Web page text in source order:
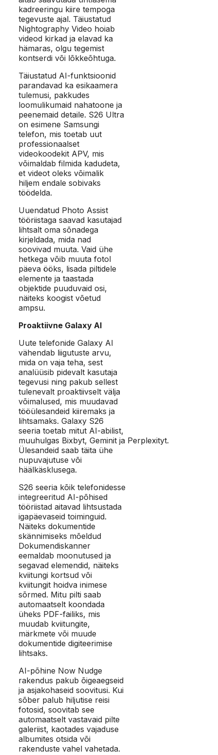
kadreeringu kiire tempoga
tegevuste ajal. Täiustatud
Nightography Video hoiab
videod kirkad ja elavad ka
hämaras, olgu tegemist
kontserdi või lõkkeõhtuga.
Täiustatud AI-funktsioonid
parandavad ka esikaamera
tulemusi, pakkudes
loomulikumaid nahatoone ja
peenemaid detaile. S26 Ultra
on esimene Samsungi
telefon, mis toetab uut
professionaalset
videokoodekit APV, mis
võimaldab filmida kadudeta,
et videot oleks võimalik
hiljem endale sobivaks
töödelda.
Uuendatud Photo Assist
tööriistaga saavad kasutajad
lihtsalt oma sõnadega
kirjeldada, mida nad
soovivad muuta. Vaid ühe
hetkega võib muuta fotol
päeva ööks, lisada piltidele
elemente ja taastada
objektide puuduvaid osi,
näiteks koogist võetud
ampsu.
Proaktiivne Galaxy AI
Uute telefonide Galaxy AI
vähendab liigutuste arvu,
mida on vaja teha, sest
analüüsib pidevalt kasutaja
tegevusi ning pakub sellest
tulenevalt proaktiivselt välja
võimalused, mis muudavad
tööülesandeid kiiremaks ja
lihtsamaks. Galaxy S26
seeria toetab mitut AI-abilist,
muuhulgas Bixbyt, Geminit ja Perplexityt.
Ülesandeid saab täita ühe
nupuvajutuse või
häälkäsklusega.
S26 seeria kõik telefonidesse
integreeritud AI-põhised
tööriistad aitavad lihtsustada
igapäevaseid toiminguid.
Näiteks dokumentide
skännimiseks mõeldud
Dokumendiskanner
eemaldab moonutused ja
segavad elemendid, näiteks
kviitungi kortsud või
kviitungit hoidva inimese
sõrmed. Mitu pilti saab
automaatselt koondada
üheks PDF-failiks, mis
muudab kviitungite,
märkmete või muude
dokumentide digiteerimise
lihtsaks.
AI-põhine Now Nudge
rakendus pakub õigeaegseid
ja asjakohaseid soovitusi. Kui
sõber palub hiljutise reisi
fotosid, soovitab see
automaatselt vastavaid pilte
galeriist, kaotades vajaduse
albumites otsida või
rakenduste vahel vahetada.